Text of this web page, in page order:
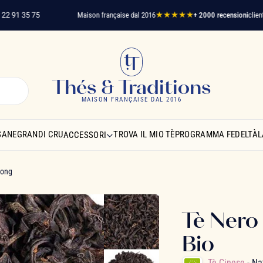
75 Maison française dal 2016★★★★★+ 2000 recensioniclienti
Thés & Traditions
MAISON FRANÇAISE DAL 2016
GRANDI CRUACCESSORI TROVA IL MIO TÈPROGRAMMA FEDELTÀ
Tè
Bio